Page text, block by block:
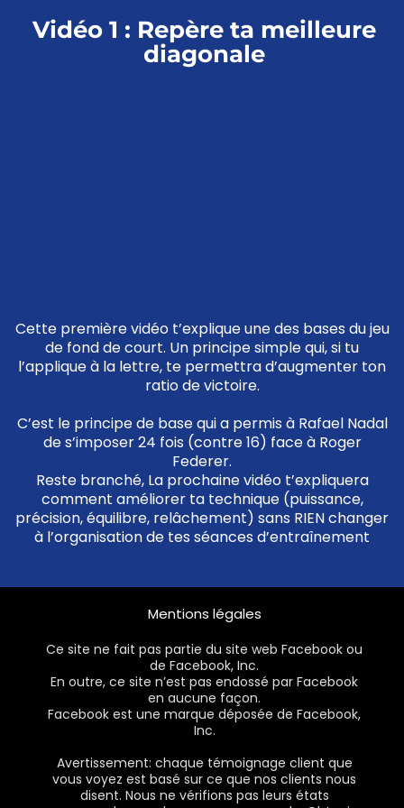
Vidéo 1 : Repère ta meilleure
diagonale
Cette première vidéo t’explique une des bases du jeu
de fond de court. Un principe simple qui, si tu
l’applique à la lettre, te permettra d’augmenter ton
ratio de victoire.
C’est le principe de base qui a permis à Rafael Nadal
de s’imposer 24 fois (contre 16) face à Roger
Federer.
Reste branché, La prochaine vidéo t’expliquera
comment améliorer ta technique (puissance,
précision, équilibre, relâchement) sans RIEN changer
à l’organisation de tes séances d’entraînement
Mentions légales
Ce site ne fait pas partie du site web Facebook ou
de Facebook, Inc.
En outre, ce site n’est pas endossé par Facebook
en aucune façon.
Facebook est une marque déposée de Facebook,
Inc.
Avertissement: chaque témoignage client que
vous voyez est basé sur ce que nos clients nous
disent. Nous ne vérifions pas leurs états